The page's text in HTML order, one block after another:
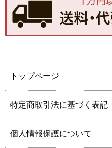
トップページ
特定商取引法に基づく表記
個人情報保護について